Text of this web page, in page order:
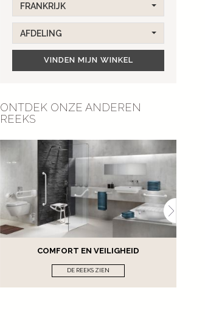
FRANKRIJK
AFDELING
VINDEN MIJN WINKEL
ONTDEK ONZE ANDEREN
REEKS
COMFORT EN VEILIGHEID
DE REEKS ZIEN